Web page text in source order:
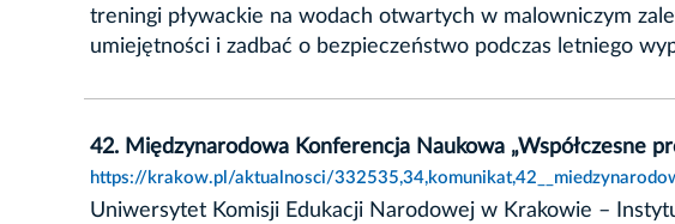
treningi pływackie na wodach otwartych w malowniczym
umiejętności i zadbać o bezpieczeństwo podczas letniego
42. Międzynarodowa Konferencja Naukowa „Współczesne
https://krakow.pl/aktualnosci/
Uniwersytet Komisji Edukacji Narodowej w Krakowie –